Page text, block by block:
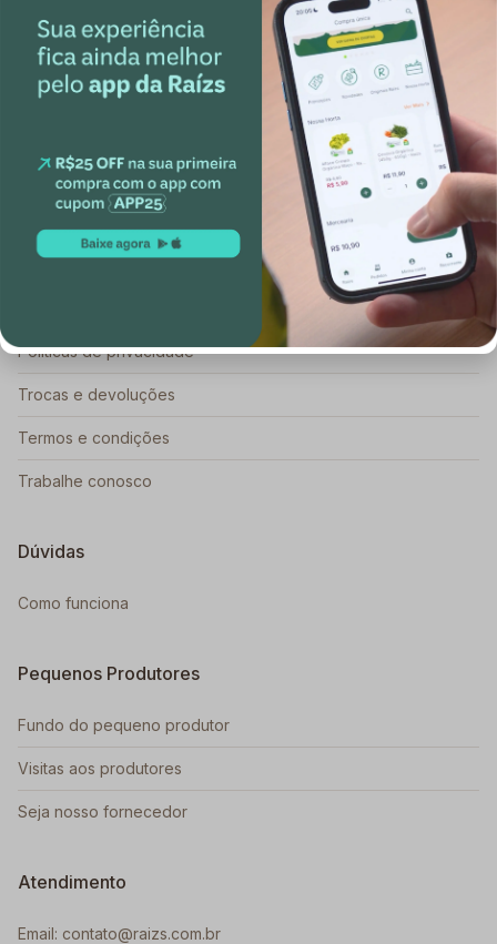
Confirmar
Institucional
Porque Raízs
Políticas de privacidade
Trocas e devoluções
Termos e condições
Trabalhe conosco
Dúvidas
Como funciona
Pequenos Produtores
Fundo do pequeno produtor
Visitas aos produtores
Seja nosso fornecedor
Atendimento
Email: contato@raizs.com.br